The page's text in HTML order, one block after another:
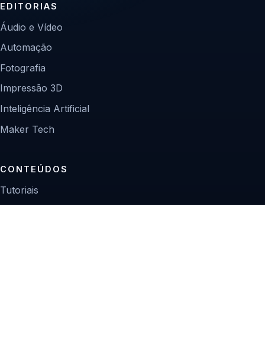
EDITORIAS
Áudio e Vídeo
Automação
Fotografia
Impressão 3D
Inteligência Artificial
Maker Tech
CONTEÚDOS
Tutoriais